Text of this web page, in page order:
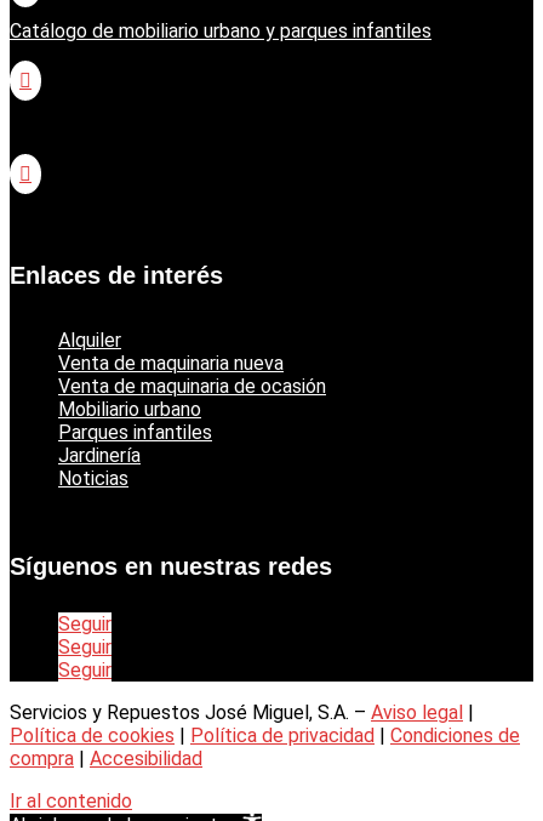
Catálogo de mobiliario urbano y parques infantiles


Enlaces de interés
Alquiler
Venta de maquinaria nueva
Venta de maquinaria de ocasión
Mobiliario urbano
Parques infantiles
Jardinería
Noticias
Síguenos en nuestras redes
Seguir
Seguir
Seguir
Servicios y Repuestos José Miguel, S.A. – Aviso legal
Política de cookies
Política de privacidad
Condiciones de
compra
Accesibilidad
Ir al contenido